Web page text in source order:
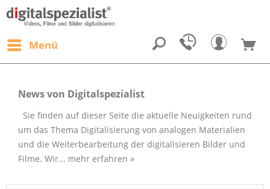
Menü
News von Digitalspezialist
Sie finden auf dieser Seite die aktuelle Neuigkeiten rund
um das Thema Digitalisierung von analogen Materialien
und die Weiterbearbeitung der digitalisieren Bilder und
Filme. Wir... mehr erfahren »